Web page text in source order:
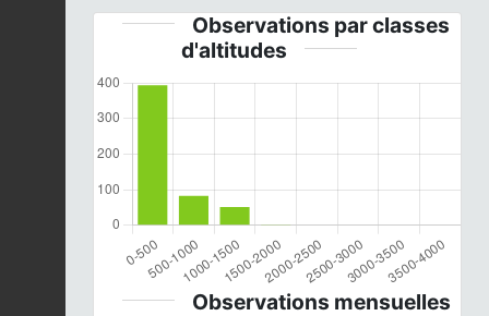
Observations par classes
d'altitudes
Observations mensuelles